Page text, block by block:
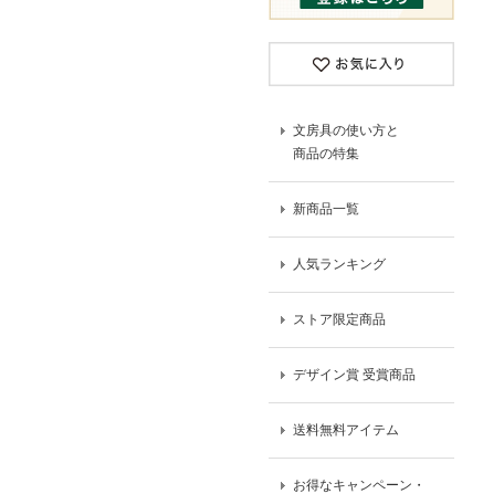
文房具の使い方と
商品の特集
新商品一覧
人気ランキング
ストア限定商品
デザイン賞 受賞商品
送料無料アイテム
お得なキャンペーン・